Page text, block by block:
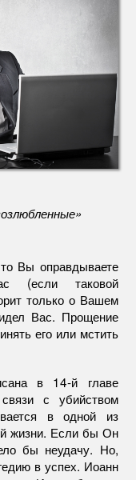
Вы оправдываете
(если таковой
только о Вашем
Вас. Прощение
его или мстить
в 14-й главе
с убийством
в одной из
жизни. Если бы Он
бы неудачу. Но,
в успех. Иоанн